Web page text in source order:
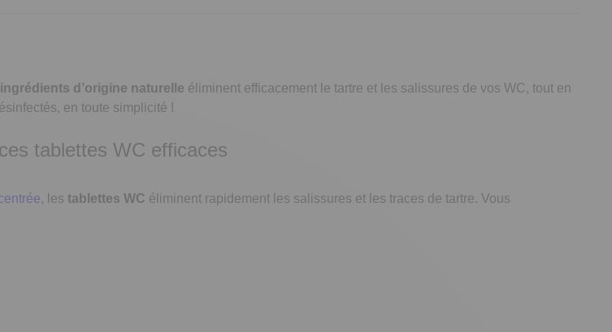
d’origine naturelle éliminent efficacement le tartre et les salissures de vos WC, tout en
en toute simplicité !
tablettes WC efficaces
, les tablettes WC éliminent rapidement les salissures et les traces de tartre. Vous